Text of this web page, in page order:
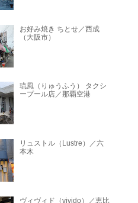
お好み焼き ちとせ／西成
（大阪市）
琉風（りゅうふう） タクシ
ープール店／那覇空港
リュストル（Lustre）／六
本木
ヴィヴィド（vivido）／恵比